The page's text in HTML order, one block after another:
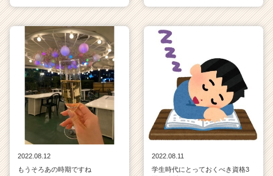
2022.08.12
もうそろあの時期ですね
2022.08.11
学生時代にとっておくべき資格3